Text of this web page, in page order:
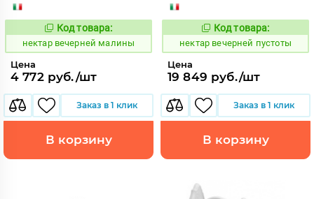
Код:
1126546
Код товара:
нектар вечерней малины
Цена
4 772 руб./шт
Заказ в 1 клик
В корзину
Код:
1126574
Код товара:
нектар вечерней пустоты
Цена
19 849 руб./шт
Заказ в 1 клик
В корзину